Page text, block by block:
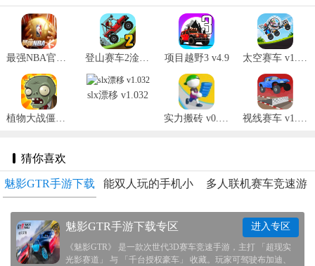
登山赛车2淦朋内购版 v1.59.1 项目越野3 v4.9
植物大战僵尸1 v2.9.10
slx漂移 v1.032
猜你喜欢
魅影GTR手游下载 能双人玩的手机小 多人联机赛车竞速游
魅影GTR手游下载专区
《魅影GTR》 是一款次世代3D赛车竞速手游，主打 「超现实
光影赛道」 与 「千台授权豪车」 收藏。玩家可驾驶布加迪、
进入专区